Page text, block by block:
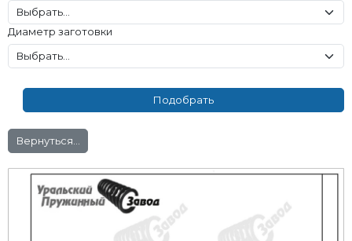
Диаметр заготовки
Вернуться...